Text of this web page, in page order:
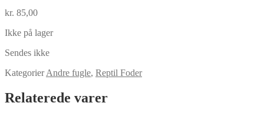
kr. 85,00
Ikke på lager
Sendes ikke
KategorierAndre fugle, Reptil Foder
Relaterede varer